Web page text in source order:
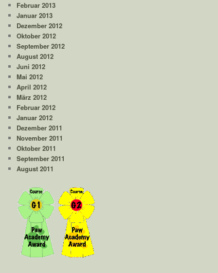
Februar 2013
Januar 2013
Dezember 2012
Oktober 2012
September 2012
August 2012
Juni 2012
Mai 2012
April 2012
März 2012
Februar 2012
Januar 2012
Dezember 2011
November 2011
Oktober 2011
September 2011
August 2011